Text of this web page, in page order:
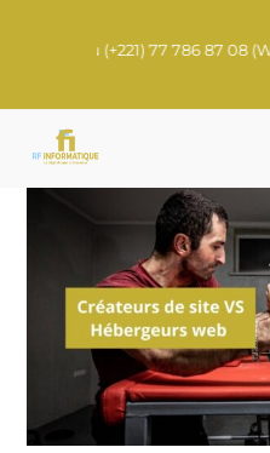
77 786 87 08 (WhatsApp) |